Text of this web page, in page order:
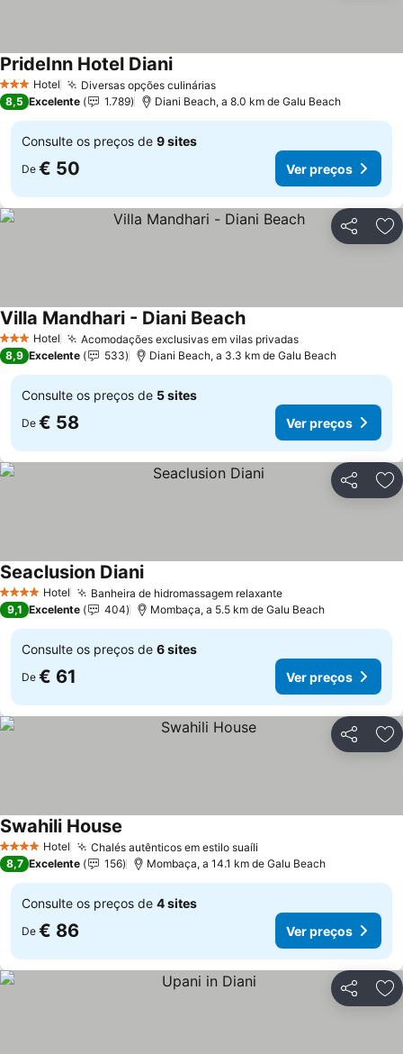
3 EstrelasHotel Diversas opções culinárias
PrideInn Hotel Diani
8,5 Excelente 1.789 Diani Beach, a 8.0 km de Galu Beach
Consulte os preços de 9 sites
De € 50 Ver preços
Partilhar
3 EstrelasHotel Acomodações exclusivas em vilas privadas
Villa Mandhari - Diani Beach
8,9 Excelente 533 Diani Beach, a 3.3 km de Galu Beach
Consulte os preços de 5 sites
De € 58 Ver preços
Partilhar
4 EstrelasHotel Banheira de hidromassagem relaxante
Seaclusion Diani
9,1 Excelente 404 Mombaça, a 5.5 km de Galu Beach
Consulte os preços de 6 sites
De € 61 Ver preços
Partilhar
4 EstrelasHotel Chalés autênticos em estilo suaíli
Swahili House
8,7 Excelente 156 Mombaça, a 14.1 km de Galu Beach
Consulte os preços de 4 sites
De € 86 Ver preços
Partilhar